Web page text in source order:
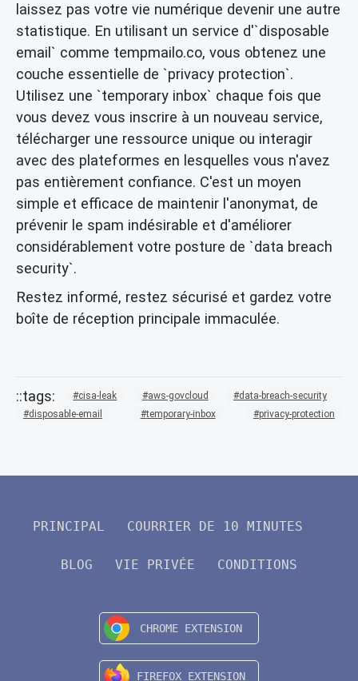
laissez pas votre vie numérique devenir une autre
statistique. En utilisant un service d'`disposable
email` comme tempmailo.co, vous obtenez une
couche essentielle de `privacy protection`.
Utilisez une `temporary inbox` chaque fois que
vous devez vous inscrire à un nouveau service,
télécharger une ressource unique ou interagir
avec des plateformes en lesquelles vous n'avez
pas entièrement confiance. C'est un moyen
simple et efficace de maintenir l'anonymat, de
prévenir le spam indésirable et d'améliorer
considérablement votre posture de `data breach
security`.
Restez informé, restez sécurisé et gardez votre
boîte de réception principale immaculée.
cisa-leak aws-govcloud
data-breach-security
disposable-email
temporary-inbox privacy-protection
PRINCIPAL COURRIER DE 10 MINUTES
BLOG VIE PRIVÉE CONDITIONS